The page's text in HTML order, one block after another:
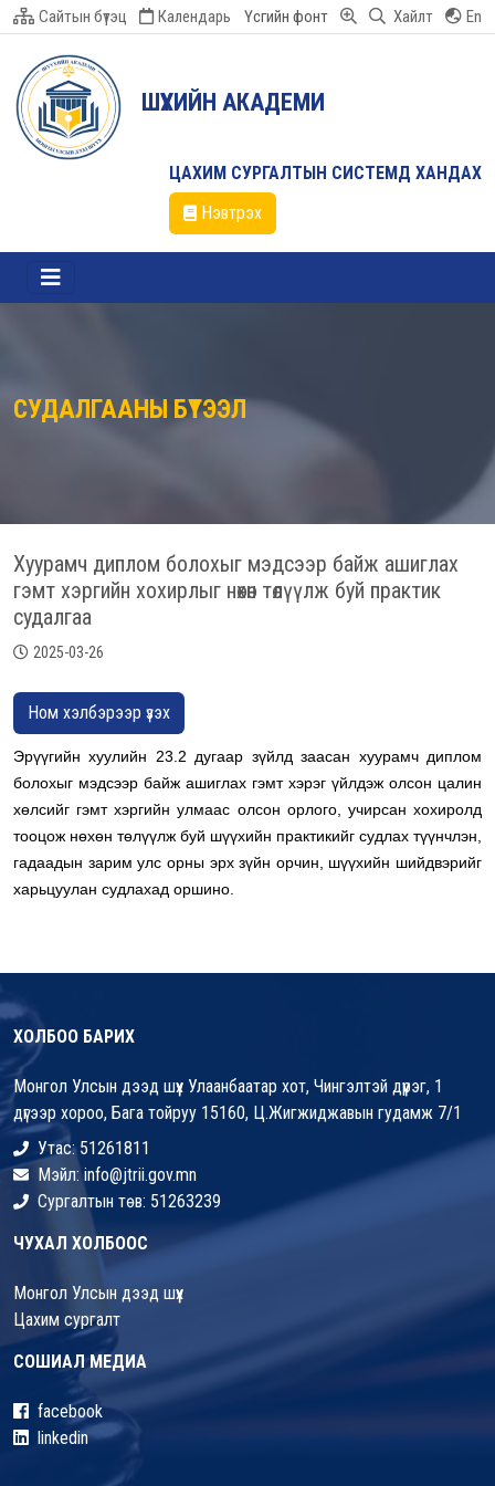
Сайтын бүтэц Календарь Үсгийн фонт Хайлт En
ШҮҮХИЙН АКАДЕМИ
ЦАХИМ СУРГАЛТЫН СИСТЕМД ХАНДАХ
Нэвтрэх
СУДАЛГААНЫ БҮТЭЭЛ
Хуурамч диплом болохыг мэдсээр байж ашиглах
гэмт хэргийн хохирлыг нөхөн төлүүлж буй практик
судалгаа
2025-03-26
Ном хэлбэрээр үзэх
Эрүүгийн хуулийн 23.2 дугаар зүйлд заасан хуурамч диплом
болохыг мэдсээр байж ашиглах гэмт хэрэг үйлдэж олсон цалин
хөлсийг гэмт хэргийн улмаас олсон орлого, учирсан хохиролд
тооцож нөхөн төлүүлж буй шүүхийн практикийг судлах түүнчлэн,
гадаадын зарим улс орны эрх зүйн орчин, шүүхийн шийдвэрийг
харьцуулан судлахад оршино.
ХОЛБОО БАРИХ
Монгол Улсын дээд шүүх Улаанбаатар хот, Чингэлтэй дүүрэг, 1
дүгээр хороо, Бага тойруу 15160, Ц.Жигжиджавын гудамж 7/1
Утас: 51261811
Мэйл: info@jtrii.gov.mn
Сургалтын төв: 51263239
ЧУХАЛ ХОЛБООС
Монгол Улсын дээд шүүх
Цахим сургалт
СОШИАЛ МЕДИА
facebook
linkedin